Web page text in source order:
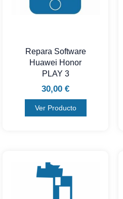
Repara Software
Huawei Honor
PLAY 3
30,00 €
Ver Producto